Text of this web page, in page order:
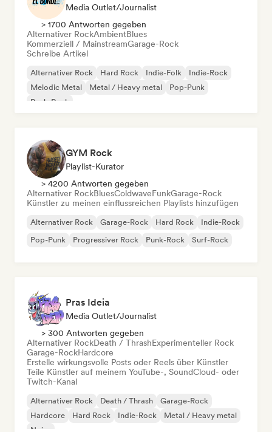
Media Outlet/Journalist
> 1700 Antworten gegeben
Alternativer RockAmbientBlues
Kommerziell / MainstreamGarage-Rock
Schreibe Artikel
Alternativer Rock Hard Rock Indie-Folk
Indie-Rock
Melodic Metal
Metal / Heavy metal
Pop-Punk
Punk-Rock
GYM Rock
Playlist-Kurator
> 4200 Antworten gegeben
Alternativer RockBluesColdwaveFunkGarage-Rock
Künstler zu meinen einflussreichen Playlists hinzufügen
Alternativer Rock Garage-Rock Hard Rock
Indie-Rock
Pop-Punk
Progressiver Rock Punk-Rock Surf-Rock
Pras Ideia
Media Outlet/Journalist
> 300 Antworten gegeben
Alternativer RockDeath / ThrashExperimenteller Rock
Garage-RockHardcore
Erstelle wirkungsvolle Posts oder Reels über Künstler
Teile Künstler auf meinem YouTube-, SoundCloud- oder
Twitch-Kanal
Alternativer Rock Death / Thrash
Garage-Rock
Hardcore
Hard Rock Indie-Rock
Metal / Heavy metal
Noise